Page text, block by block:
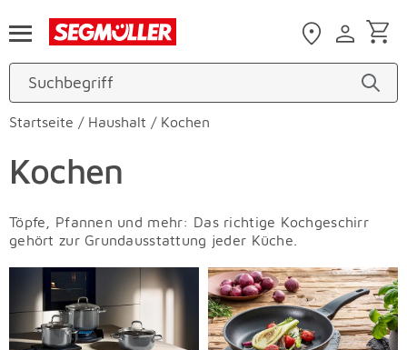
Startseite / Haushalt / Kochen
Kochen
Töpfe, Pfannen und mehr: Das richtige Kochgeschirr
gehört zur Grundausstattung jeder Küche.